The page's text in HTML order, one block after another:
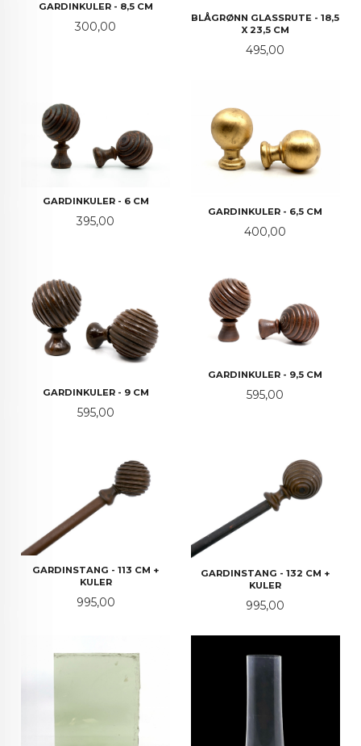
GARDINKULER - 8,5 CM
Pris
300,00
BLÅGRØNN GLASSRUTE - 18,5
X 23,5 CM
Pris
495,00
GARDINKULER - 6 CM
Pris
395,00
GARDINKULER - 6,5 CM
Pris
400,00
GARDINKULER - 9 CM
Pris
595,00
GARDINKULER - 9,5 CM
Pris
595,00
GARDINSTANG - 113 CM +
KULER
Pris
995,00
GARDINSTANG - 132 CM +
KULER
Pris
995,00